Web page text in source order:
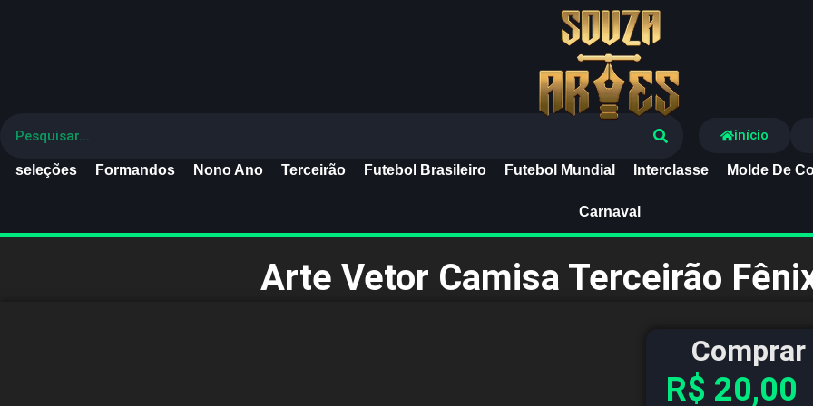
seleções Formandos Nono Ano Terceirão Futebol Brasileiro Futebol Mundial Interclasse Molde De
Carnaval
início
Arte Vetor Camisa Terceirão
R$ 20,00